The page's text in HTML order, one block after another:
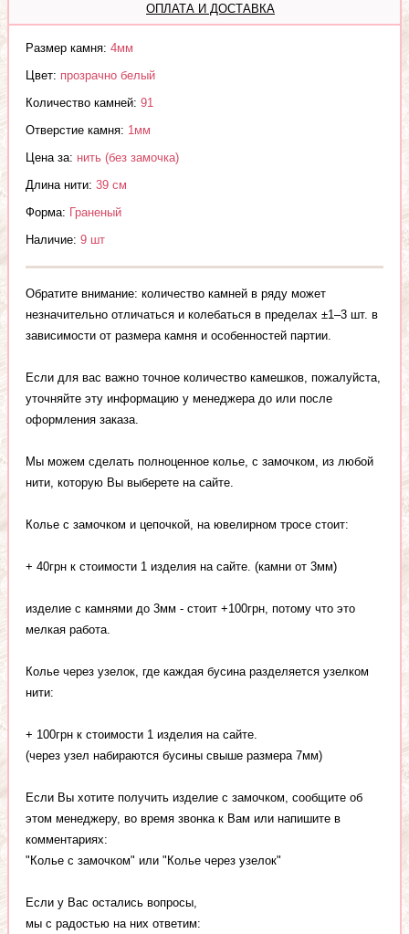
ОПЛАТА И ДОСТАВКА
Размер камня: 4мм
Цвет: прозрачно белый
Количество камней: 91
Отверстие камня: 1мм
Цена за: нить (без замочка)
Длина нити: 39 см
Форма: Граненый
Наличие: 9 шт
Обратите внимание: количество камней в ряду может
незначительно отличаться и колебаться в пределах ±1–3 шт. в
зависимости от размера камня и особенностей партии.
Если для вас важно точное количество камешков, пожалуйста,
уточняйте эту информацию у менеджера до или после
оформления заказа.
Мы можем сделать полноценное колье, с замочком, из любой
нити, которую Вы выберете на сайте.
Колье с замочком и цепочкой, на ювелирном тросе стоит:
+ 40грн к стоимости 1 изделия на сайте. (камни от 3мм)
изделие с камнями до 3мм - стоит +100грн, потому что это
мелкая работа.
Колье через узелок, где каждая бусина разделяется узелком
нити:
+ 100грн к стоимости 1 изделия на сайте.
(через узел набираются бусины свыше размера 7мм)
Если Вы хотите получить изделие с замочком, сообщите об
этом менеджеру, во время звонка к Вам или напишите в
комментариях:
"Колье с замочком" или "Колье через узелок"
Если у Вас остались вопросы,
мы с радостью на них ответим: